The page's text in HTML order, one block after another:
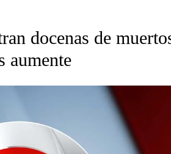
ABOUT NEW PAGES ON "CNN - SPANISH".
docenas de
aumente